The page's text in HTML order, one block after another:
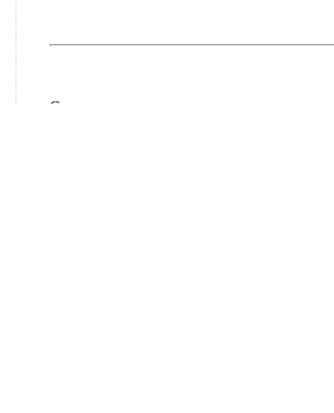
Смотреть страницы где упоминается термин